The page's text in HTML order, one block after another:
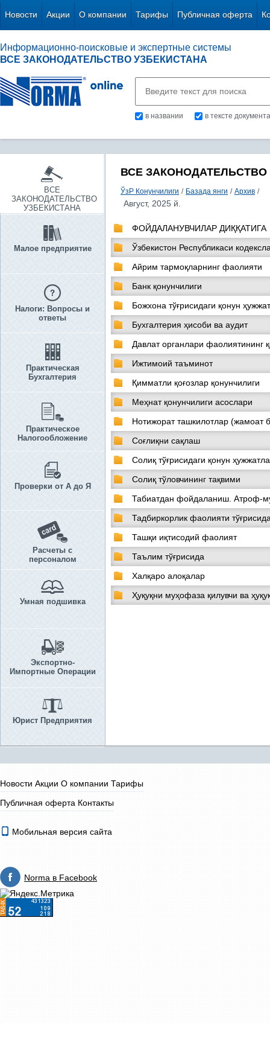
Новости Акции О компании Тарифы Публичная оферта
Информационно-поисковые и экспертные системы
ВСЕ ЗАКОНОДАТЕЛЬСТВО УЗБЕКИСТАНА
в названии в тексте документа
ВСЕ
ЗАКОНОДАТЕЛЬСТВО
УЗБЕКИСТАНА
Малое предприятие
Налоги: Вопросы и
ответы
Практическая
Бухгалтерия
Практическое
Налогообложение
Проверки от А до Я
Расчеты с
персоналом
Умная подшивка
Экспортно-
Импортные Операции
Юрист Предприятия
ВСЕ ЗАКОНОДАТЕЛЬСТВО
ЎзР Конунчилиги / Базада янги / Архив /
Август, 2025 й.
ФОЙДАЛАНУВЧИЛАР ДИҚҚАТИГА
Ўзбекистон Республикаси
Айрим тармоқларнинг фаолияти
Банк қонунчилиги
Божхона тўғрисидаги қонун
Бухгалтерия ҳисоби ва аудит
Давлат органлари фаолиятининг
Ижтимоий таъминот
Қимматли қоғозлар қонунчилиги
Меҳнат қонунчилиги асослари
Нотижорат ташкилотлар (жамоат
Соғлиқни сақлаш
Солиқ тўғрисидаги қонун
Солиқ тўловчининг тақвими
Табиатдан фойдаланиш. Атроф-
Тадбиркорлик фаолияти
Ташқи иқтисодий фаолият
Таълим тўғрисида
Халқаро алоқалар
Ҳуқуқни муҳофаза қилувчи ва
Новости Акции О компании Тарифы
Публичная оферта Контакты
Мобильная версия сайта
Norma в Facebook